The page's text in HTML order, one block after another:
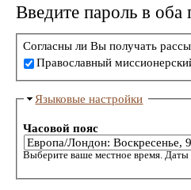
Введите пароль в оба
Согласны ли Вы получать
Православный
Языковые настройки
Часовой пояс
Выберите ваше местное время. Даты